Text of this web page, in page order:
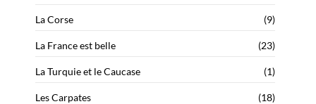
La Corse (9)
La France est belle (23)
La Turquie et le Caucase (1)
Les Carpates (18)